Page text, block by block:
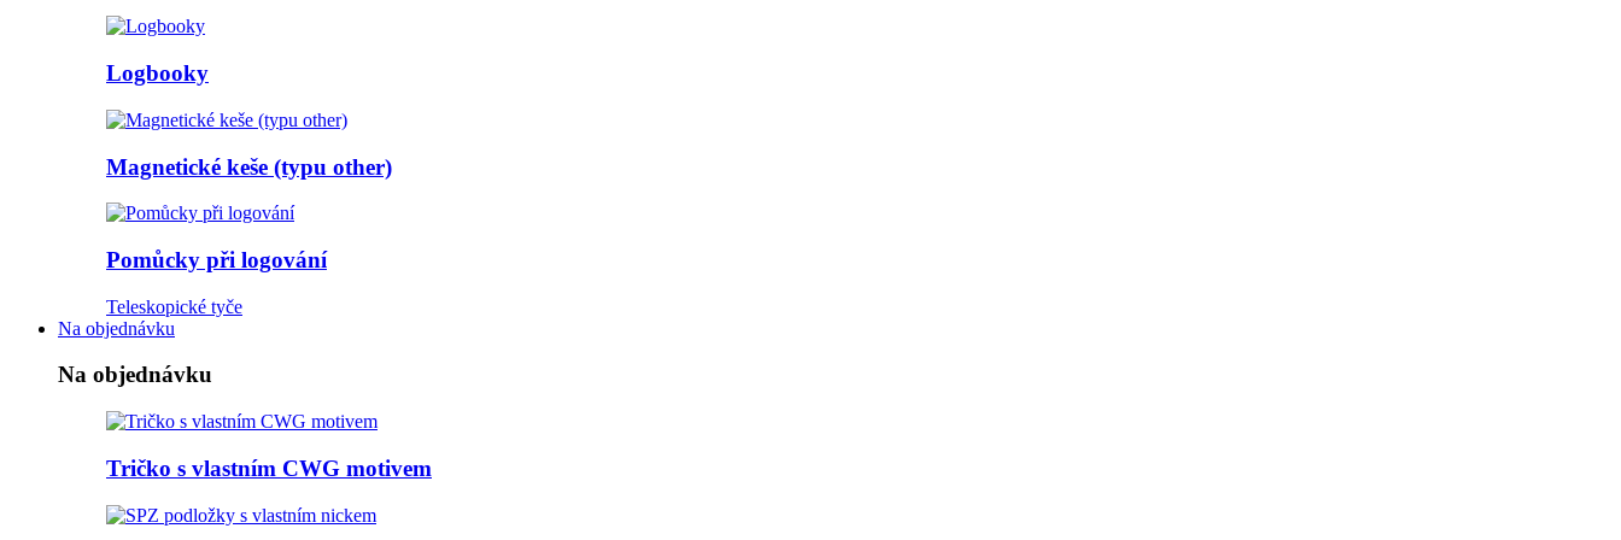
Logbooky
Magnetické keše (typu other)
Pomůcky při logování
Teleskopické tyče
Na objednávku
Na objednávku
Tričko s vlastním CWG motivem